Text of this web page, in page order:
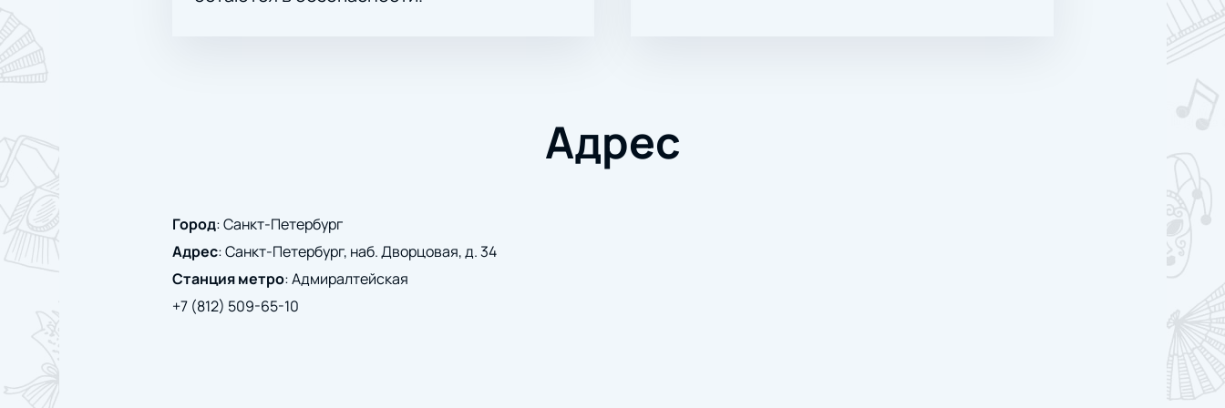
Адрес
Город:Санкт-Петербург
Адрес:Санкт-Петербург, наб. Дворцовая, д. 34
Станция метро:Адмиралтейская
+7 (812) 509-65-10